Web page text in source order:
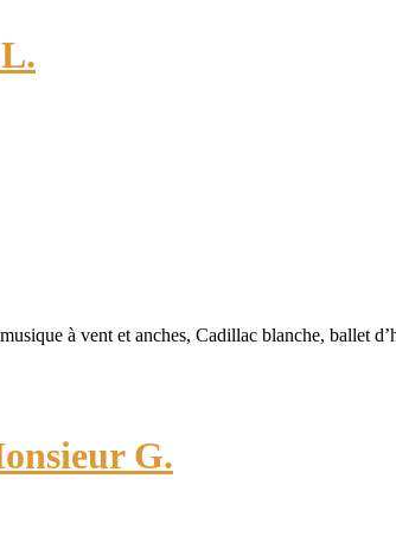
à vent et anches, Cadillac blanche, ballet
G.